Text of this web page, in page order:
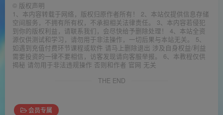
© 版权声明
1、本内容转载于网络，版权归原作者所有！ 2、本站仅提供信息存储
空间服务，不拥有所有权，不承担相关法律责任。 3、本内容若侵犯
到你的版权利益，请联系我们，会尽快给予删除处理！ 4、本站全资
源仅供测试和学习，请勿用于非法操作，一切后果与本站无关。 5、
如遇到充值付费环节课程或软件 请马上删除退出 涉及自身权益/利益
需要投资的一律不要相信，访客发现请向客服举报。 6、本教程仅供
揭秘 请勿用于非法违规操作 否则和作者 官网 无关
THE END
会员专属